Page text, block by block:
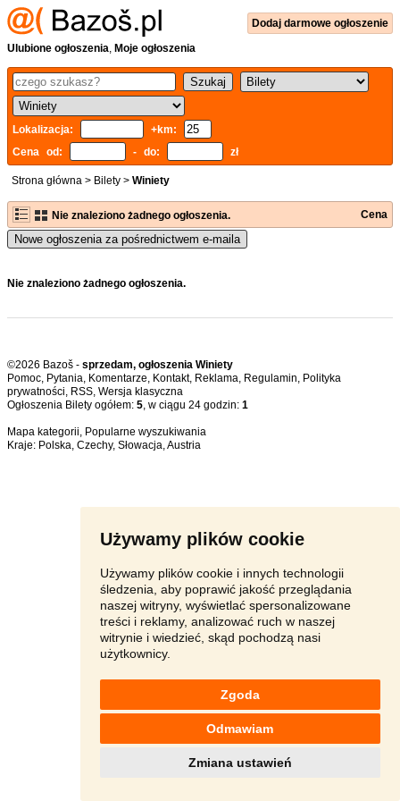
Używamy plików cookie
Używamy plików cookie i innych technologii
śledzenia, aby poprawić jakość przeglądania
naszej witryny, wyświetlać spersonalizowane
treści i reklamy, analizować ruch w naszej
witrynie i wiedzieć, skąd pochodzą nasi
użytkownicy.
Zgoda
Odmawiam
Zmiana ustawień
Dodaj darmowe ogłoszenie
Ulubione ogłoszenia, Moje ogłoszenia
Lokalizacja:
+km:
Cena od:
- do: zł
Strona główna > Bilety > Winiety
Nie znaleziono żadnego ogłoszenia. Cena
Nowe ogłoszenia za pośrednictwem e-maila
Nie znaleziono żadnego ogłoszenia.
©2026 Bazoš - sprzedam, ogłoszenia Winiety
Pomoc, Pytania, Komentarze, Kontakt, Reklama, Regulamin, Polityka
prywatności, RSS,
Ogłoszenia Bilety ogółem: 5, w ciągu 24 godzin: 1
Mapa kategorii, Popularne wyszukiwania
Kraje: Polska, Czechy, Słowacja,Austria